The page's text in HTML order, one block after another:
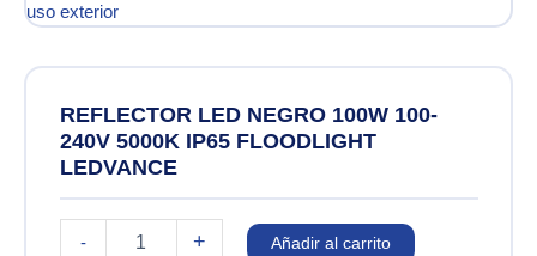
REFLECTOR LED NEGRO 100W 100-
240V 5000K IP65 FLOODLIGHT
LEDVANCE
- + Añadir al carrito